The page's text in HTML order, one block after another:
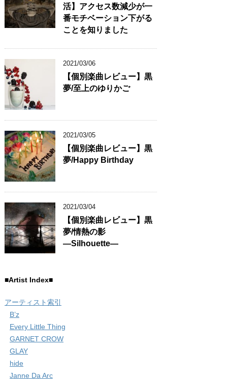
活】アクセス数減少が一
番モチベーション下がる
ことを知りました
2021/03/06
【個別楽曲レビュー】黒
夢/至上のゆりかご
2021/03/05
【個別楽曲レビュー】黒
夢/Happy Birthday
2021/03/04
【個別楽曲レビュー】黒
夢/情熱の影
―Silhouette―
■Artist Index■
アーティスト索引
B’z
Every Little Thing
GARNET CROW
GLAY
hide
Janne Da Arc